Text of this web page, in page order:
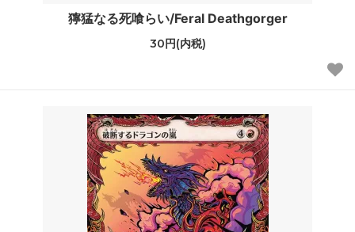
獰猛なる死喰らい/Feral Deathgorger
30円(内税)